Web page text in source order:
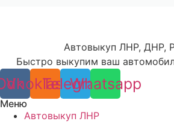
Автовыкуп ЛНР, ДНР,
Быстро выкупим ваш
Vk Telegram
Whatsapp
Меню
Автовыкуп ЛНР